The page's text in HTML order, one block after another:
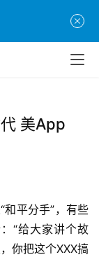
美App
和平分手”，有些
“给大家讲个故
你把这个XXX搞